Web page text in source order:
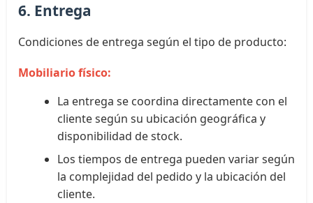
6. Entrega
Condiciones de entrega según el tipo de producto:
Mobiliario físico:
La entrega se coordina directamente con el
cliente según su ubicación geográfica y
disponibilidad de stock.
Los tiempos de entrega pueden variar según
la complejidad del pedido y la ubicación del
cliente.